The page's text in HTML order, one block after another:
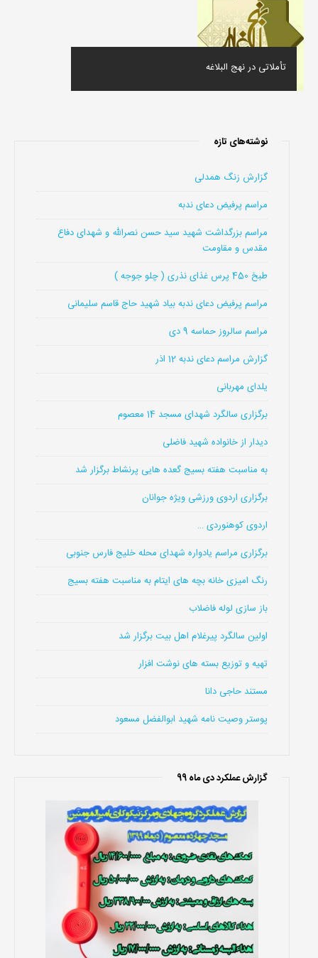
تأملاتى در نهج البلاغه
نوشته‌های تازه
گزارش زنگ همدلی
مراسم پرفیض دعای ندبه
مراسم بزرگداشت شهید سید حسن نصرالله و شهدای دفاع
مقدس و مقاومت
طبخ 450 پرس غذای نذری ( چلو جوجه )
مراسم پرفیض دعای ندبه بیاد شهید حاج قاسم سلیمانی
مراسم سالروز حماسه 9 دی
گزارش مراسم دعای ندبه 12 اذر
یلدای مهربانی
برگزاری سالگرد شهدای مسجد 14 معصوم
دیدار از خانواده شهید فاضلی
به مناسبت هفته بسیج گعده هایی پرنشاط برگزار شد
برگزاری اردوی ورزشی ویژه جوانان
اردوی کوهنوردی …
برگزاری مراسم یادواره شهدای محله خلیج فارس جنوبی
رنگ امیزی خانه بچه های ایتام به مناسبت هفته بسیج
باز سازی لوله فاضلاب
اولین سالگرد پیرغلام اهل بیت برگزار شد
تهیه و توزیع بسته های نوشت افزار
مستند حاجی دانا
پوستر وصیت نامه شهید ابوالفضل مسعود
گزارش عملکرد دی ماه 99